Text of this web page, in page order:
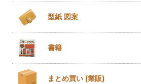
型紙 図案
書籍
まとめ買い (業販)